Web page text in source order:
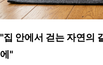
"집 안에서 걷는 자연의
에"